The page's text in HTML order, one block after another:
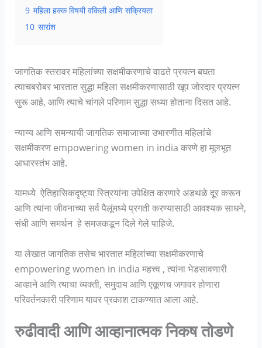
9 महिला हक्क विषयी वकिली आणि सक्रियता
10 सारांश
जागतिक स्तरावर महिलांच्या सक्षमीकरणाचे वाढते प्रयत्न बघता
त्याचबरोबर भारतात सुद्धा महिला सक्षमीकरणासाठी खूप जोरदार प्रयत्न
सुरू आहे, आणि त्याचे चांगले परिणाम सुद्धा सध्या होताना दिसत आहे.
न्याय्य आणि समन्यायी जागतिक समाजाच्या उभारणीत महिलांचे
सक्षमीकरण empowering women in india करणे हा मूलभूत
आधारस्तंभ आहे.
यामध्ये ऐतिहासिकदृष्ट्या स्त्रियांना उपेक्षित करणारे अडथळे दूर करून
आणि त्यांना जीवनाच्या सर्व पैलूंमध्ये प्रगती करण्यासाठी आवश्यक साधने,
संधी आणि समर्थन हे समजकडून दिले गेले पाहिजे.
या लेखात जागतिक तसेच भारतात महिलांच्या सक्षमीकरणाचे
empowering women in india महत्त्व , त्यांना भेडसावणारी
आव्हाने आणि त्याचा व्यक्ती, समुदाय आणि एकूणच जगावर होणारा
परिवर्तनकारी परिणाम यावर प्रकाश टाकण्यात आला आहे.
रुढीवादी आणि आव्हानात्मक निकष तोडणे